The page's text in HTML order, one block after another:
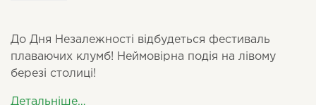
До Дня Незалежності відбудеться фестиваль
плаваючих клумб! Неймовірна подія на лівому
березі столиці!
Детальніше…